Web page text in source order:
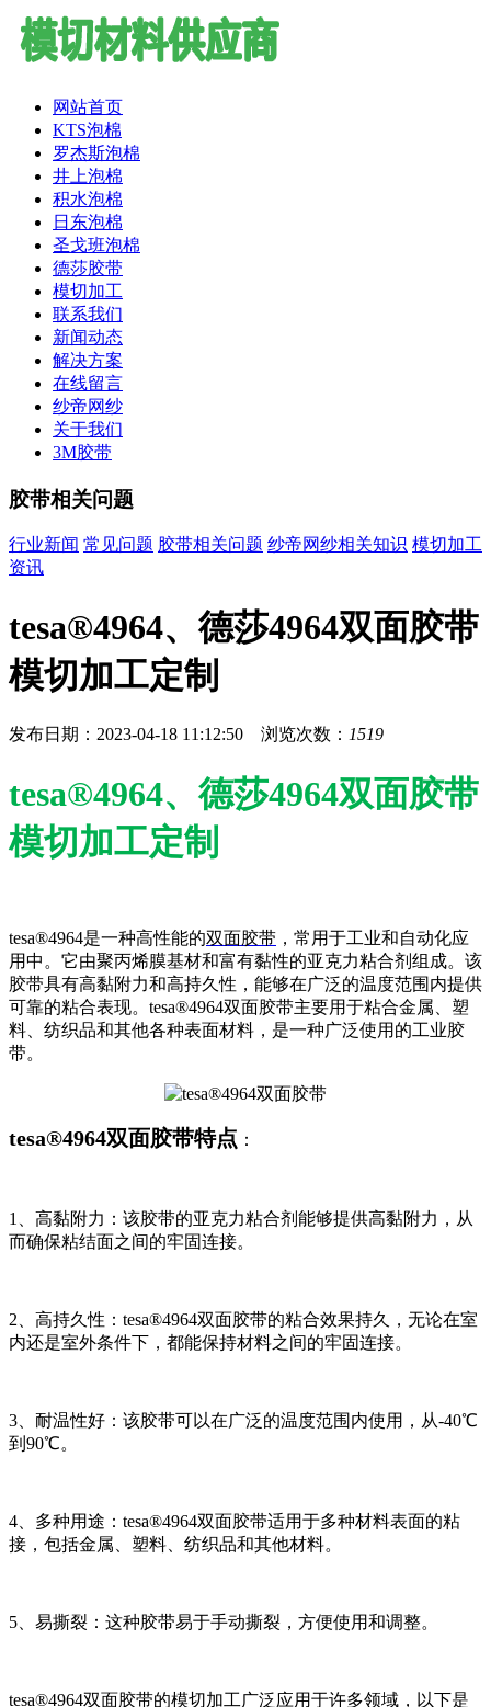
网站首页
KTS泡棉
罗杰斯泡棉
井上泡棉
积水泡棉
日东泡棉
圣戈班泡棉
德莎胶带
模切加工
联系我们
新闻动态
解决方案
在线留言
纱帝网纱
关于我们
3M胶带
胶带相关问题
行业新闻 常见问题 胶带相关问题 纱帝网纱相关知识 模切加工
资讯
tesa®4964、德莎4964双面胶带
模切加工定制
发布日期：2023-04-18 11:12:50 浏览次数： 1519
tesa®4964、德莎4964双面胶带
模切加工定制
tesa®4964是一种高性能的双面胶带 ，常用于工业和自动化应
用中。它由聚丙烯膜基材和富有黏性的亚克力粘合剂组成。该
胶带具有高黏附力和高持久性，能够在广泛的温度范围内提供
可靠的粘合表现。tesa®4964双面胶带主要用于粘合金属、塑
料、纺织品和其他各种表面材料，是一种广泛使用的工业胶
带。
tesa®4964双面胶带特点 ：
1、高黏附力：该胶带的亚克力粘合剂能够提供高黏附力，从
而确保粘结面之间的牢固连接。
2、高持久性：tesa®4964双面胶带的粘合效果持久，无论在室
内还是室外条件下，都能保持材料之间的牢固连接。
3、耐温性好：该胶带可以在广泛的温度范围内使用，从-40℃
到90℃。
4、多种用途：tesa®4964双面胶带适用于多种材料表面的粘
接，包括金属、塑料、纺织品和其他材料。
5、易撕裂：这种胶带易于手动撕裂，方便使用和调整。
tesa®4964双面胶带的模切加工广泛应用于许多领域，以下是